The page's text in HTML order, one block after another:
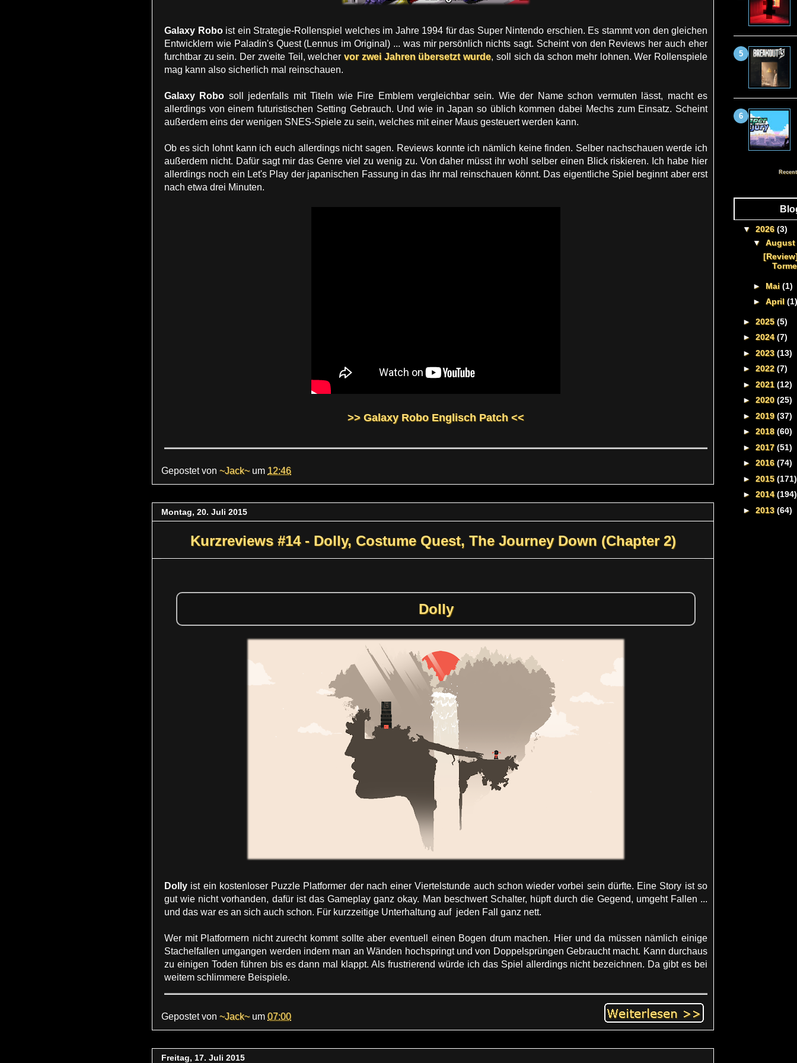
Galaxy Roboist ein Strategie-Rollenspiel welches im Jahre 1994 für das Super Nintendo erschien. Es stammt von den gleichen
Entwicklern wie Paladin's Quest (Lennus im Original) ... was mir persönlich nichts sagt. Scheint von den Reviews her auch eher
furchtbar zu sein. Der zweite Teil, welchervor zwei Jahren übersetzt wurde, soll sich da schon mehr lohnen. Wer Rollenspiele
mag kann also sicherlich mal reinschauen.
Galaxy Robo soll jedenfalls mit Titeln wie Fire Emblem vergleichbar sein. Wie der Name schon vermuten lässt, macht es
allerdings von einem futuristischen Setting Gebrauch. Und wie in Japan so üblich kommen dabei Mechs zum Einsatz. Scheint
außerdem eins der wenigen SNES-Spiele zu sein, welches mit einer Maus gesteuert werden kann.
Ob es sich lohnt kann ich euch allerdings nicht sagen. Reviews konnte ich nämlich keine finden. Selber nachschauen werde ich
außerdem nicht. Dafür sagt mir das Genre viel zu wenig zu. Von daher müsst ihr wohl selber einen Blick riskieren. Ich habe hier
allerdings noch ein Let's Play der japanischen Fassung in das ihr mal reinschauen könnt. Das eigentliche Spiel beginnt aber erst
nach etwa drei Minuten.
>> Galaxy Robo Englisch Patch <<
Gepostet von ~Jack~ um 12:46
Montag, 20. Juli 2015
Kurzreviews #14 - Dolly, Costume Quest, The Journey Down (Chapter 2)
Dolly
Dolly ist ein kostenloser Puzzle Platformer der nach einer Viertelstunde auch schon wieder vorbei sein dürfte. Eine Story ist so
gut wie nicht vorhanden, dafür ist das Gameplay ganz okay. Man beschwert Schalter, hüpft durch die Gegend, umgeht Fallen ...
und das war es an sich auch schon. Für kurzzeitige Unterhaltung auf jeden Fall ganz nett.
Wer mit Platformern nicht zurecht kommt sollte aber eventuell einen Bogen drum machen. Hier und da müssen nämlich einige
Stachelfallen umgangen werden indem man an Wänden hochspringt und von Doppelsprüngen Gebraucht macht. Kann durchaus
zu einigen Toden führen bis es dann mal klappt. Als frustrierend würde ich das Spiel allerdings nicht bezeichnen. Da gibt es bei
weitem schlimmere Beispiele.
Gepostet von ~Jack~ um 07:00
Freitag, 17. Juli 2015
▼ 2026(3)
▼ August
► Mai (1)
► April (1)
► 2025(5)
► 2024(7)
► 2023(13)
► 2022 (7)
► 2021 (12)
► 2020(25)
► 2019(37)
► 2018(60)
► 2017(51)
► 2016(74)
► 2015(171)
► 2014(194)
► 2013(64)